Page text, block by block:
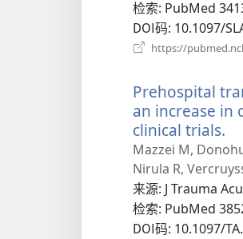
口）
检索‎: PubMed
DOI码‎: 10.1097/
https://
Prehospital
an increase in
clinical trials.
开
新
窗
Mazzei M,
Nirula R,
来源‎: J Trauma
检索‎: PubMed
DOI码‎: 10.1097/